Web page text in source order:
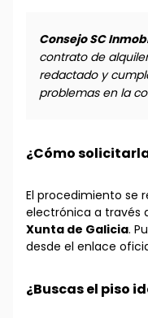
Consejo SC
contrato de
redactado y
problemas en la
¿Cómo
El procedimiento se
electrónica a través
Xunta de Galicia.
desde el enlace
¿Buscas el piso